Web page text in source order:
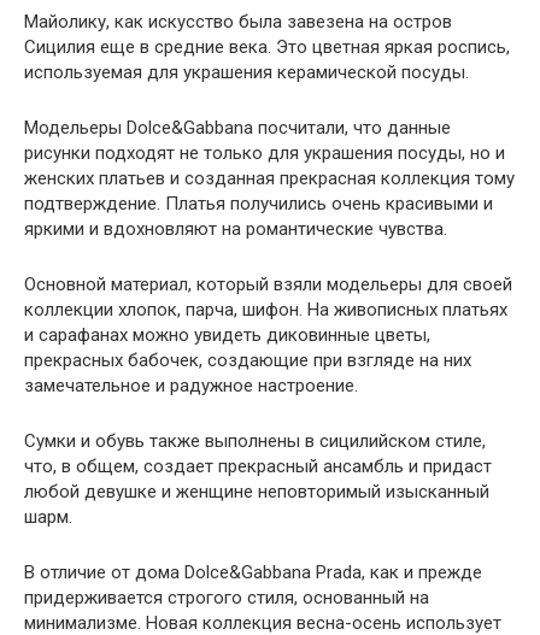
Майолику, как искусство была завезена на остров
Сицилия еще в средние века. Это цветная яркая роспись,
используемая для украшения керамической посуды.
Модельеры Dolce&Gabbana посчитали, что данные
рисунки подходят не только для украшения посуды, но и
женских платьев и созданная прекрасная коллекция тому
подтверждение. Платья получились очень красивыми и
яркими и вдохновляют на романтические чувства.
Основной материал, который взяли модельеры для своей
коллекции хлопок, парча, шифон. На живописных платьях
и сарафанах можно увидеть диковинные цветы,
прекрасных бабочек, создающие при взгляде на них
замечательное и радужное настроение.
Сумки и обувь также выполнены в сицилийском стиле,
что, в общем, создает прекрасный ансамбль и придаст
любой девушке и женщине неповторимый изысканный
шарм.
В отличие от дома Dolce&Gabbana Prada, как и прежде
придерживается строгого стиля, основанный на
минимализме. Новая коллекция весна-осень использует